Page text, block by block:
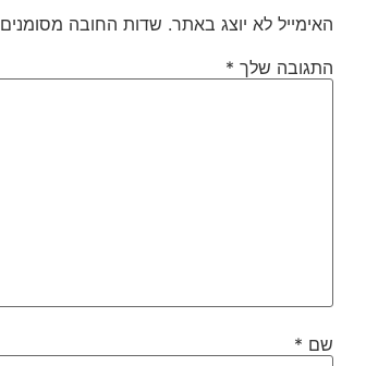
האימייל לא יוצג באתר. שדות החובה מסומנים
התגובה שלך *
שם *